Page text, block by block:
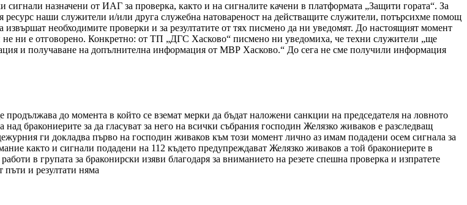
назначени от ИАГ за проверка, както и на сигналите качени в платформата „Защити гората“. За
наши служители и/или друга служебна натовареност на действащите служители, потърсихме помощ
необходимите проверки и за резултатите от тях писмено да ни уведомят. До настоящият момент
е отговорено. Конкретно: от ТП „ДГС Хасково“ писмено ни уведомиха, че техни служители „ще
и получаване на допълнителна информация от МВР Хасково.“ До сега не сме получили информация
до момента в който се вземат мерки да бъдат наложени санкции на председателя на ловното
бракониерите за да гласуват за него на всички събрания господин Желязко живаков е разследващ
ги докладва първо на господин живаков към този момент лично аз имам подадени осем сигнала за
както и сигнали подадени на 112 където предупреждават Желязко живаков а той бракониерите в
в групата за браконирски изяви благодаря за вниманието на резете спешна проверка и изпратете
и резултати няма